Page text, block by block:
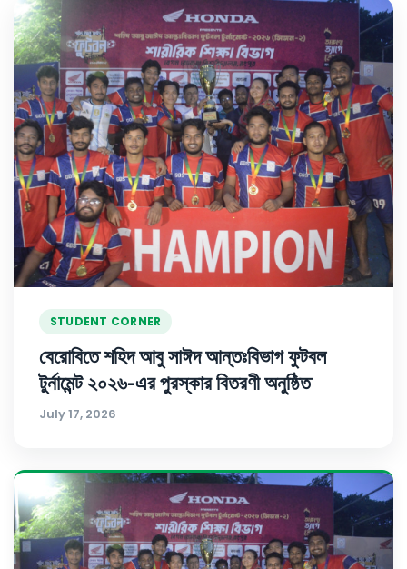
STUDENT CORNER
বেরোবিতে শহিদ আবু সাঈদ আন্তঃবিভাগ ফুটবল
টুর্নামেন্ট ২০২৬-এর পুরস্কার বিতরণী অনুষ্ঠিত
July 17, 2026